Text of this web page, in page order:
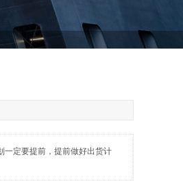
一定要提前，提前做好出货计